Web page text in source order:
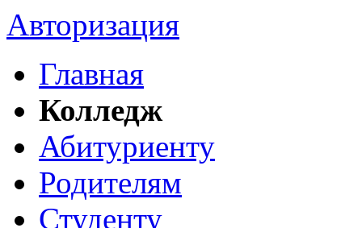
Авторизация
Главная
Колледж
Абитуриенту
Родителям
Студенту